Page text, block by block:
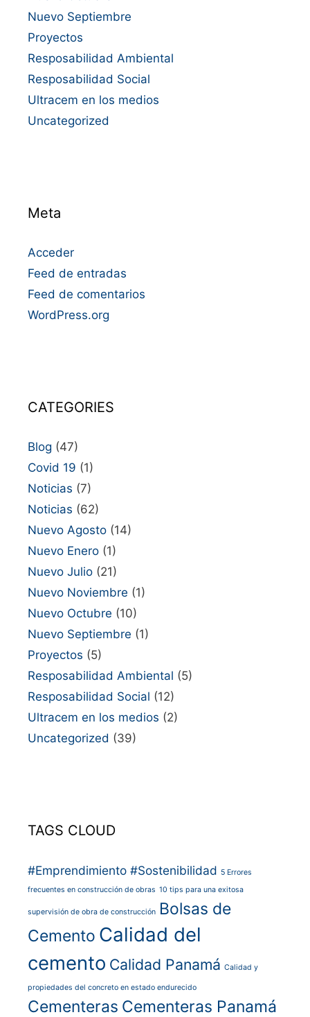
Nuevo Septiembre
Proyectos
Resposabilidad Ambiental
Resposabilidad Social
Ultracem en los medios
Uncategorized
Meta
Acceder
Feed de entradas
Feed de comentarios
WordPress.org
CATEGORIES
Blog (47)
Covid 19 (1)
Noticias (7)
Noticias (62)
Nuevo Agosto (14)
Nuevo Enero (1)
Nuevo Julio (21)
Nuevo Noviembre (1)
Nuevo Octubre (10)
Nuevo Septiembre (1)
Proyectos (5)
Resposabilidad Ambiental (5)
Resposabilidad Social (12)
Ultracem en los medios (2)
Uncategorized (39)
TAGS CLOUD
#Emprendimiento #Sostenibilidad 5 Errores
frecuentes en construcción de obras 10 tips para una exitosa
supervisión de obra de construcción Bolsas de
Cemento Calidad del
cemento Calidad Panamá Calidad y
propiedades del concreto en estado endurecido
Cementeras Cementeras Panamá